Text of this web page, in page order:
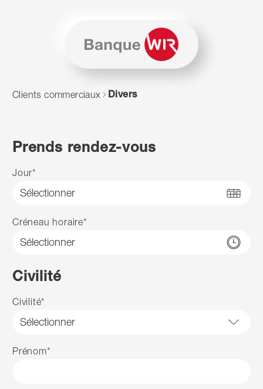
JavaScript est nécessaire pour naviguer sur ce site.
Clients commerciaux Divers
Prends rendez-vous
Jour*
Créneau horaire*
Civilité
Civilité*
Prénom*